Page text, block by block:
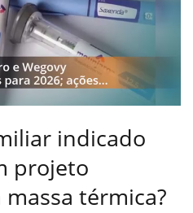
indicado
projeto
térmica?